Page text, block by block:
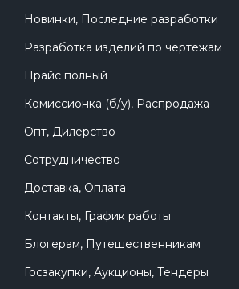
Новинки, Последние разработки
Разработка изделий по чертежам
Прайс полный
Комиссионка (б/у), Распродажа
Опт, Дилерство
Сотрудничество
Доставка, Оплата
Контакты, График работы
Блогерам, Путешественникам
Госзакупки, Аукционы, Тендеры